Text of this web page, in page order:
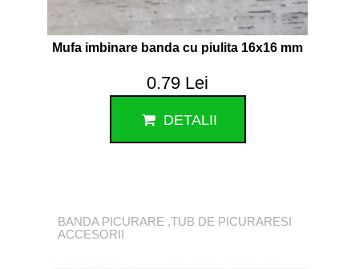
Mufa imbinare banda cu piulita 16x16 mm
0.79 Lei
DETALII
BANDA PICURARE ,TUB DE PICURARESI
ACCESORII